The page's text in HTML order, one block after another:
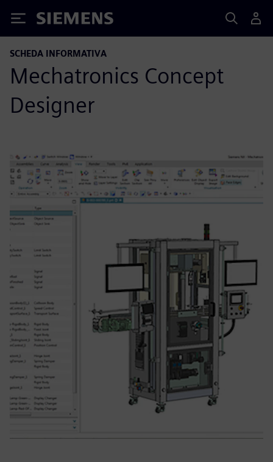
Siemens
SCHEDA INFORMATIVA
Mechatronics Concept
Designer